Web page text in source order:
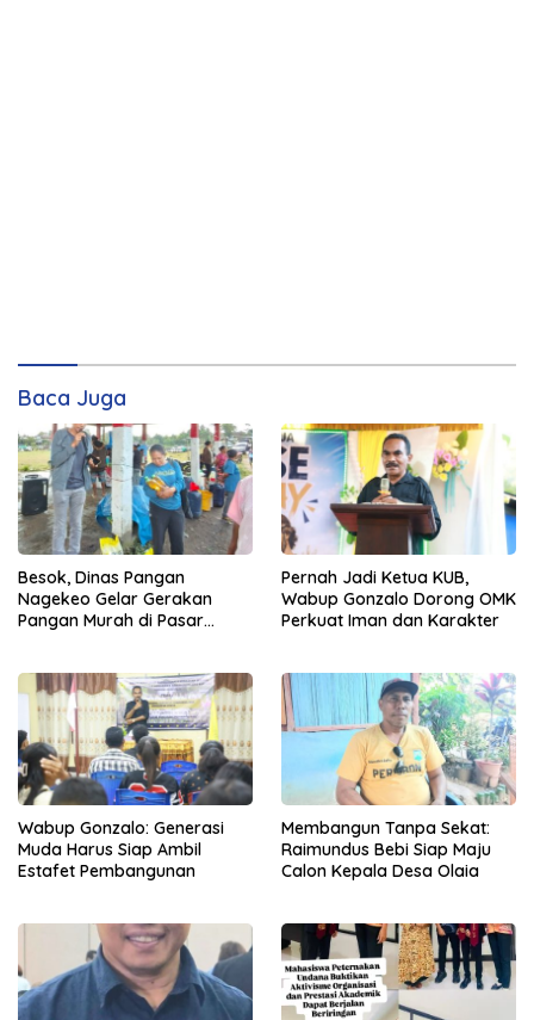
Baca Juga
Besok, Dinas Pangan
Nagekeo Gelar Gerakan
Pangan Murah di Pasar
Pernah Jadi Ketua KUB,
Wabup Gonzalo Dorong OMK
Perkuat Iman dan Karakter
Wabup Gonzalo: Generasi
Muda Harus Siap Ambil
Estafet Pembangunan
Membangun Tanpa Sekat:
Raimundus Bebi Siap Maju
Calon Kepala Desa Olaia